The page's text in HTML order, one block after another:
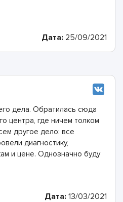
Дата: 25/09/2021
дела. Обратилась сюда
центра, где ничем толком
другое дело: все
диагностику,
и цене. Однозначно буду
Дата: 13/03/2021